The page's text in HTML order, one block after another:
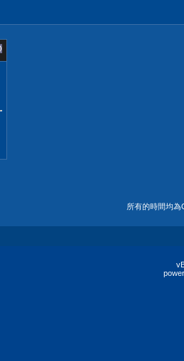
所有的時間均為